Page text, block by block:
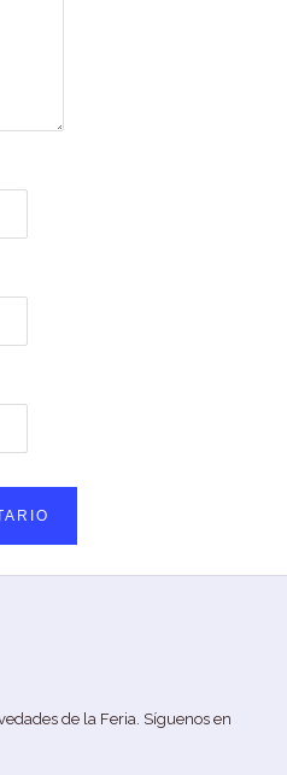
de la Feria. Síguenos en